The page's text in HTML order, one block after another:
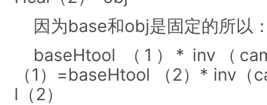
因为base和obj是固定的所以
baseHtool （1）* inv（
（1）=baseHtool （2）* inv
l（2）